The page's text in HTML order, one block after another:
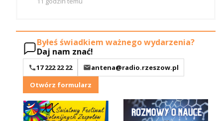
Byłeś świadkiem ważnego wydarzenia?
Daj nam znać!
17 222 22 22
antena@radio.rzeszow.pl
Otwórz formularz